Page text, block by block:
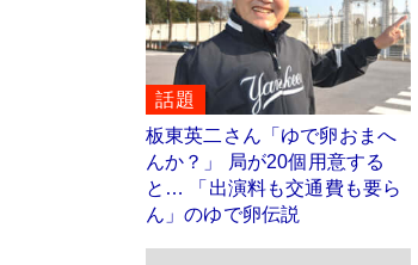
話題
板東英二さん「ゆで卵おまへ
んか？」 局が20個用意する
と… 「出演料も交通費も要ら
ん」のゆで卵伝説